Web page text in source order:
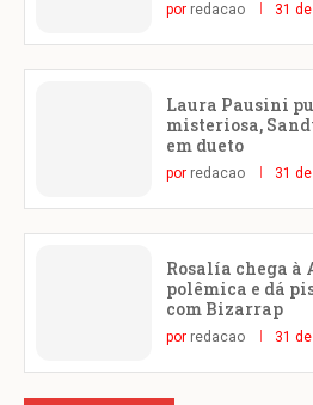
por redacao 31
Laura Pausini
misteriosa,
em dueto
por redacao 31
Rosalía chega à
polêmica e dá
com Bizarrap
por redacao 31